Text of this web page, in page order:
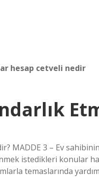
hesap cetveli nedir
MADDE 3 – Ev
istedikleri konular
temaslarında